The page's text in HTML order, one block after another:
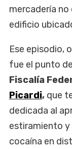
mercadería no
edificio
Ese episodio,
fue el punto
Fiscalía
Picardi, que
dedicada al
estiramiento
cocaína en